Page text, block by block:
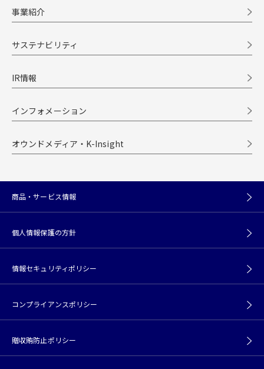
事業紹介
サステナビリティ
IR情報
インフォメーション
オウンドメディア・K-Insight
商品・サービス情報
個人情報保護の方針
情報セキュリティポリシー
コンプライアンスポリシー
贈収賄防止ポリシー